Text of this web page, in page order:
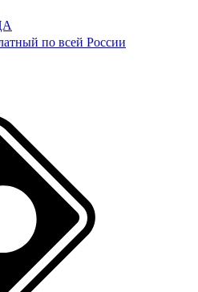
по всей России